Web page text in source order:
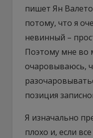
пишет Ян
потому, что я
невинный –
Поэтому мне во
очаровываюсь,
позиция
Я изначально
плохо и, если все